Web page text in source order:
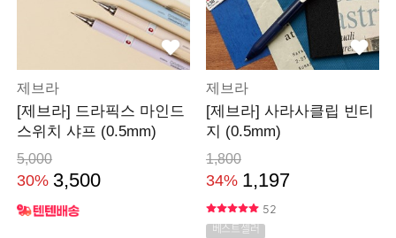
제브라
[제브라] 드라픽스 마인드
스위치 샤프 (0.5mm)
5,000
30% 3,500
제브라
[제브라] 사라사클립 빈티
지 (0.5mm)
1,800
34% 1,197
52
베스트셀러